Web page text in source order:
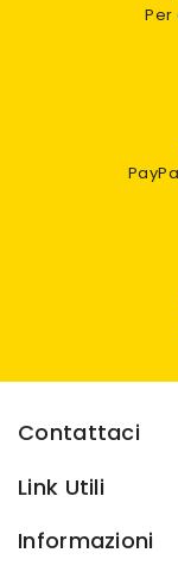
Per
Contattaci
Link Utili
Informazioni